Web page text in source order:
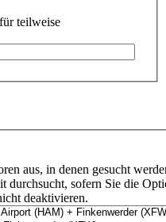
teilweise
aus, in denen gesucht
durchsucht, sofern Sie die
deaktivieren.